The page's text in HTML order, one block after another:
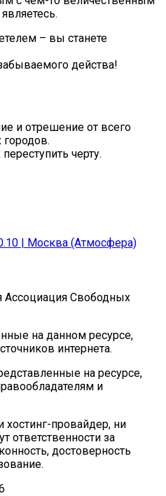
– вы станете
действа!
и отрешение от всего
черту.
Ассоциация Свободных
на данном ресурсе,
интернета.
на ресурсе,
и
хостинг-провайдер, ни
ответственности за
достоверность